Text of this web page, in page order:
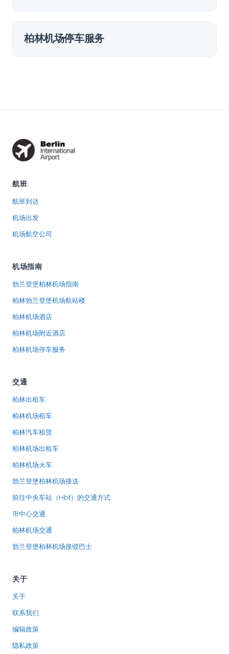
柏林机场停车服务
航班
航班到达
机场出发
机场航空公司
机场指南
勃兰登堡柏林机场指南
柏林勃兰登堡机场航站楼
柏林机场酒店
柏林机场附近酒店
柏林机场停车服务
交通
柏林出租车
柏林机场租车
柏林汽车租赁
柏林机场出租车
柏林机场火车
勃兰登堡柏林机场接送
前往中央车站（Hbf）的交通方式
市中心交通
柏林机场交通
勃兰登堡柏林机场接驳巴士
关于
关于
联系我们
编辑政策
隐私政策